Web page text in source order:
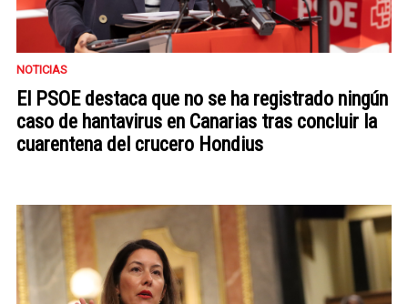
NOTICIAS
El PSOE destaca que no se ha registrado ningún
caso de hantavirus en Canarias tras concluir la
cuarentena del crucero Hondius